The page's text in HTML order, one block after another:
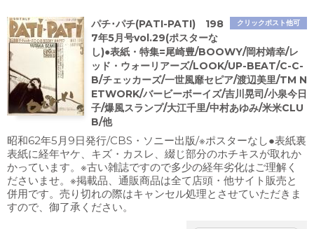
クリックポスト他可
パチ･パチ(PATI-PATI) 198
7年5月号vol.29(ポスターな
し)●表紙・特集=尾崎豊/BOOWY/岡村靖幸/レ
ッド・ウォーリアーズ/LOOK/UP-BEAT/C-C-
B/チェッカーズ/一世風靡セピア/渡辺美里/TM N
ETWORK/バービーボーイズ/吉川晃司/小泉今日
子/爆風スランプ/大江千里/中村あゆみ/米米CLU
B/他
昭和62年5月9日発行/CBS・ソニー出版/※ポスターなし●表紙裏
表紙に経年ヤケ、キズ・カスレ、綴じ部分のホチキスが取れか
かっています。※古い雑誌ですので多少の経年劣化はご理解く
ださいませ。※掲載品、通販商品は全て店頭・他サイト販売と
併用です。売り切れの際はキャンセル処理とさせていただきま
すので、御了承ください。